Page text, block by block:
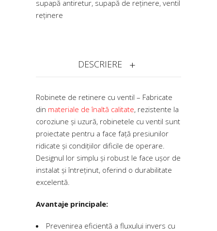
supapă antiretur, supapă de reținere, ventil
reținere
DESCRIERE
Robinete de retinere cu ventil – Fabricate
din materiale de înaltă calitate, rezistente la
coroziune și uzură, robinetele cu ventil sunt
proiectate pentru a face față presiunilor
ridicate și condițiilor dificile de operare.
Designul lor simplu și robust le face ușor de
instalat și întreținut, oferind o durabilitate
excelentă.
Avantaje principale:
Prevenirea eficientă a fluxului invers cu